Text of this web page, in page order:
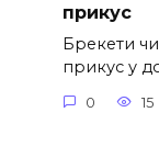
прикус
Брекети
прикус у
0 15